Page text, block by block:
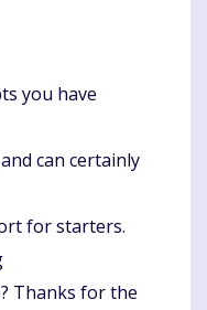
you have
can certainly
for starters.
Thanks for the